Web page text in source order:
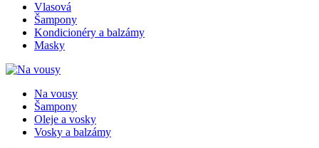
Vlasová
Šampony
Kondicionéry a balzámy
Masky
Na vousy
Šampony
Oleje a vosky
Vosky a balzámy